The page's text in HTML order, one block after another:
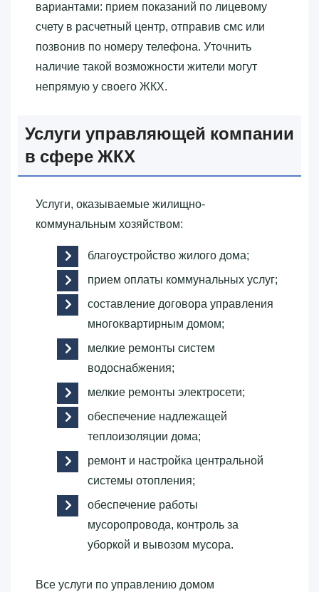
вариантами: прием показаний по лицевому
счету в расчетный центр, отправив смс или
позвонив по номеру телефона. Уточнить
наличие такой возможности жители могут
непрямую у своего ЖКХ.
Услуги управляющей компании
в сфере ЖКХ
Услуги, оказываемые жилищно-
коммунальным хозяйством:
благоустройство жилого дома;
прием оплаты коммунальных услуг;
составление договора управления
многоквартирным домом;
мелкие ремонты систем
водоснабжения;
мелкие ремонты электросети;
обеспечение надлежащей
теплоизоляции дома;
ремонт и настройка центральной
системы отопления;
обеспечение работы
мусоропровода, контроль за
уборкой и вывозом мусора.
Все услуги по управлению домом